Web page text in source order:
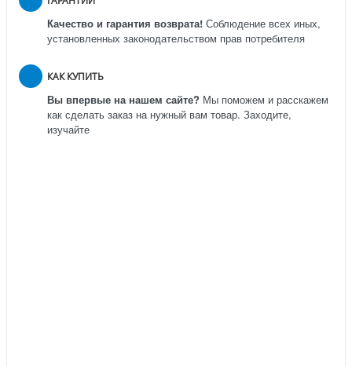
Качество и гарантия возврата! Соблюдение всех иных,
установленных законодательством прав потребителя
КАК КУПИТЬ
Вы впервые на нашем сайте? Мы поможем и расскажем
как сделать заказ на нужный вам товар. Заходите,
изучайте